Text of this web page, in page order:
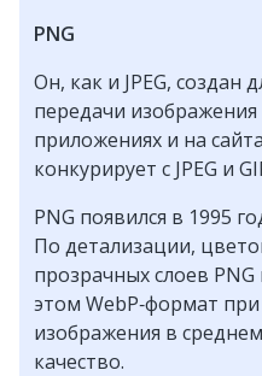
PNG
Он, как и JPEG, создан
передачи изображения
приложениях и на
конкурирует с JPEG и
PNG появился в 1995
По детализации,
прозрачных слоев PNG
этом WebP‑формат
изображения в
качество.